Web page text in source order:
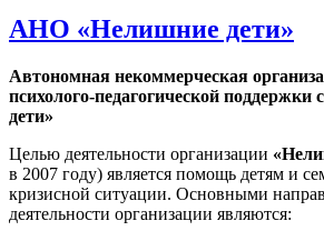
АНО «Нелишние дети»
Автономная некоммерческая
психолого-педагогической
дети»
Целью деятельности организации
в 2007 году) является помощь детям и
кризисной ситуации. Основными
деятельности организации являются: